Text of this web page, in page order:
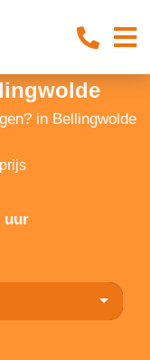
in Bellingwolde
uur